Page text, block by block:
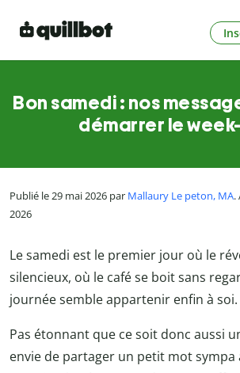
Bon samedi : nos
démarrer le
Publié le 29 mai 2026 par Mallaury Le peton, MA.
2026
Le samedi est le premier jour où le
silencieux, où le café se boit sans
journée semble appartenir enfin à soi.
Pas étonnant que ce soit donc aussi
envie de partager un petit mot sympa